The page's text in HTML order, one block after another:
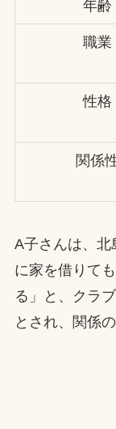
年齢
職業
性格
関係
A子さんは、北
に家を借りて
る」と、クラ
とされ、関係